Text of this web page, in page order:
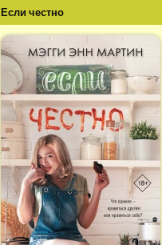
Если честно